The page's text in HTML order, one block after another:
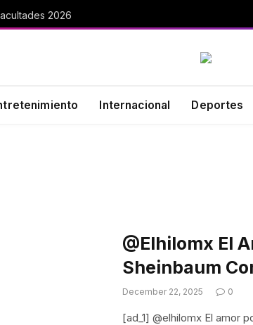
2026
Internacional Deportes
@elhilomx El
Sheinbaum
December 22, 2025 0
[ad_1] @elhilomx El amor